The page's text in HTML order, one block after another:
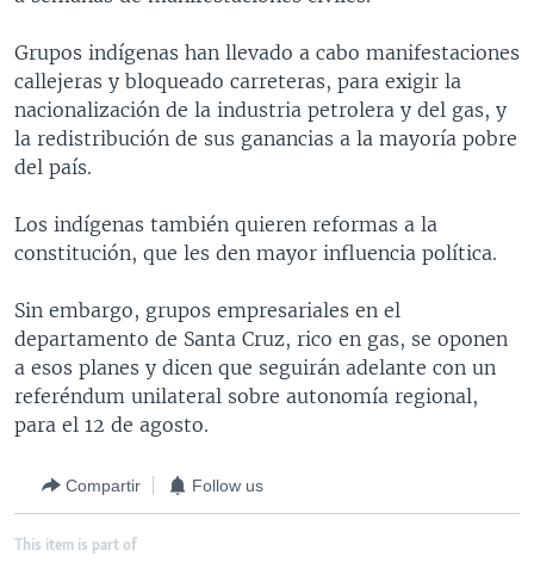
VENEZUELA
BRASIL
NICARAGUA
ECONOMÍA
ENTRETENIMIENTO Y CULTURA
TECNOLOGÍA
CIENCIA Y SALUD
MULTIMEDIA
VIDEOS
FOTOGRAFÍA
PROGRAMAS TV
EL MUNDO AL DÍA
VISIÓN 360
PANORAMA
RADIO
AUDIONOTICIAS
ESTADOS UNIDOS AL DÍA
EL MUNDO AL DÍA [RADIO]
FORO [RADIO]
NOTA ECONÓMICA
ENTRETENIMIENTO
DOCUMENTALES DE LA VOA
SÍGANOS
Idiomas
Grupos indígenas han llevado a cabo manifestaciones
callejeras y bloqueado carreteras, para exigir la
nacionalización de la industria petrolera y del gas, y
la redistribución de sus ganancias a la mayoría pobre
del país.
Los indígenas también quieren reformas a la
constitución, que les den mayor influencia política.
Sin embargo, grupos empresariales en el
departamento de Santa Cruz, rico en gas, se oponen
a esos planes y dicen que seguirán adelante con un
referéndum unilateral sobre autonomía regional,
para el 12 de agosto.
Compartir Follow us
This item is part of